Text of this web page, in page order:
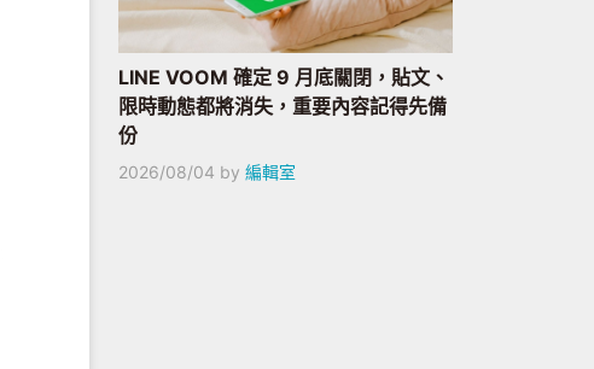
LINE VOOM 確定 9 月底關閉，貼文、
限時動態都將消失，重要內容記得先備
份
2026/08/04 by 編輯室